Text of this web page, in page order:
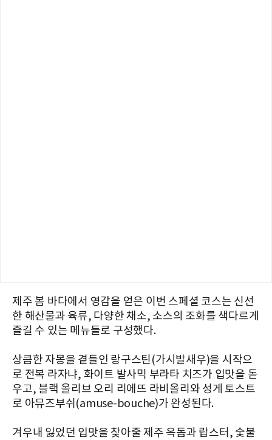
제주 봄 바다에서 영감을 얻은 이번 스페셜 코스는 신선
한 해산물과 육류, 다양한 채소, 소스의 조화를 색다르게
즐길 수 있는 메뉴들로 구성했다.
상큼한 자몽을 곁들인 랑구스틴(가시발새우)을 시작으
로 전복 라자냐, 화이트 발사믹 부라타 치즈가 입맛을 돋
우고, 블랙 올리브 오리 리에뜨 라비올리와 성게 토스트
로 아뮤즈부쉬(amuse-bouche)가 완성된다.
겨우내 잃었던 입맛을 찾아줄 제주 옥돔과 랍스터, 숯불